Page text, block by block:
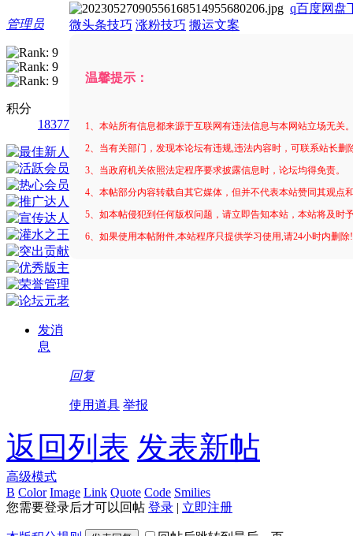
管理员
积分
18377
发消
息
q百度网盘
微头条技巧 涨粉技巧 搬运文案
温馨提示：
1、本站所有信息都来源于互联网有违法信息与本网站立场无关
2、当有关部门，发现本论坛有违规,违法内容时，可联系站长删
3、当政府机关依照法定程序要求披露信息时，论坛均得免责。
4、本帖部分内容转载自其它媒体，但并不代表本站赞同其观点
5、如本帖侵犯到任何版权问题，请立即告知本站，本站将及时
6、如果使用本帖附件,本站程序只提供学习使用,请24小时内删
回复
使用道具 举报
返回列表 发表新帖
高级模式
B Color Image Link Quote Code Smilies
您需要登录后才可以回帖 登录 | 立即注册